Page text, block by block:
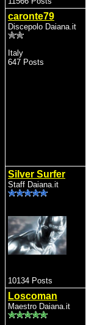
caronte79
Discepolo Daiana.it
Italy
647 Posts
Silver Surfer
Staff Daiana.it
10134 Posts
Loscoman
Maestro Daiana.it